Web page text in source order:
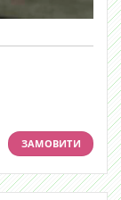
ЗАМОВИТИ